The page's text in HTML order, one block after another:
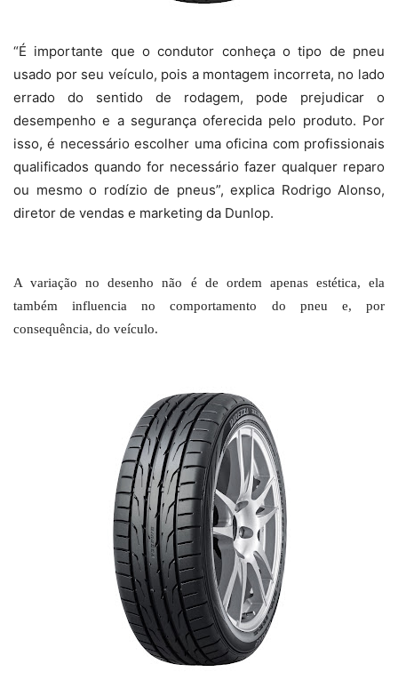
“É importante que o condutor conheça o tipo de pneu
usado por seu veículo, pois a montagem incorreta, no lado
errado do sentido de rodagem, pode prejudicar o
desempenho e a segurança oferecida pelo produto. Por
isso, é necessário escolher uma oficina com profissionais
qualificados quando for necessário fazer qualquer reparo
ou mesmo o rodízio de pneus”, explica Rodrigo Alonso,
diretor de vendas e marketing da Dunlop.
A variação no desenho não é de ordem apenas estética, ela
também influencia no comportamento do pneu e, por
consequência, do veículo.